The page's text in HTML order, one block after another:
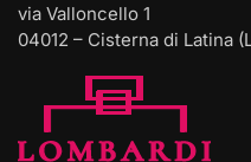
via Valloncello 1
04012 – Cisterna di Latina